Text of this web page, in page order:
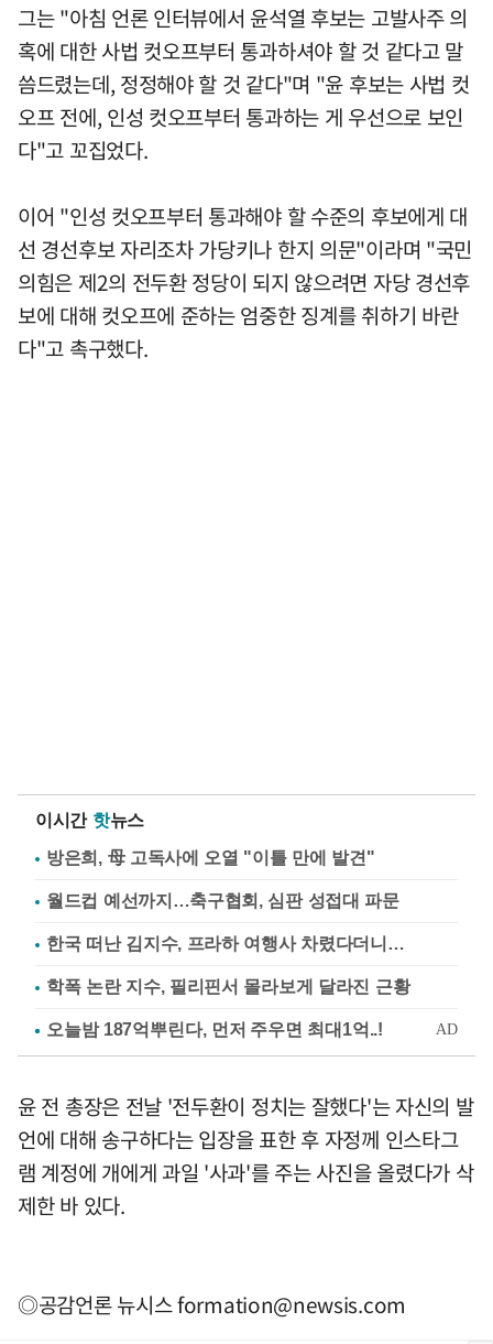
그는 "아침 언론 인터뷰에서 윤석열 후보는 고발사주 의
혹에 대한 사법 컷오프부터 통과하셔야 할 것 같다고 말
씀드렸는데, 정정해야 할 것 같다"며 "윤 후보는 사법 컷
오프 전에, 인성 컷오프부터 통과하는 게 우선으로 보인
다"고 꼬집었다.
이어 "인성 컷오프부터 통과해야 할 수준의 후보에게 대
선 경선후보 자리조차 가당키나 한지 의문"이라며 "국민
의힘은 제2의 전두환 정당이 되지 않으려면 자당 경선후
보에 대해 컷오프에 준하는 엄중한 징계를 취하기 바란
다"고 촉구했다.
이시간 핫뉴스
방은희, 母 고독사에 오열 "이틀 만에 발견"
월드컵 예선까지…축구협회, 심판 성접대 파문
한국 떠난 김지수, 프라하 여행사 차렸다더니…
학폭 논란 지수, 필리핀서 몰라보게 달라진 근황
윤 전 총장은 전날 '전두환이 정치는 잘했다'는 자신의 발
언에 대해 송구하다는 입장을 표한 후 자정께 인스타그
램 계정에 개에게 과일 '사과'를 주는 사진을 올렸다가 삭
제한 바 있다.
◎공감언론 뉴시스formation@newsis.com